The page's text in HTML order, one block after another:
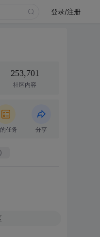
登录/注册
253,701
社区内容
任务 分享